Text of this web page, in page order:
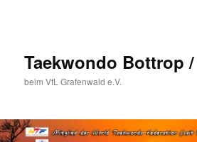
Taekwondo Bottrop
beim VfL Grafenwald e.V.